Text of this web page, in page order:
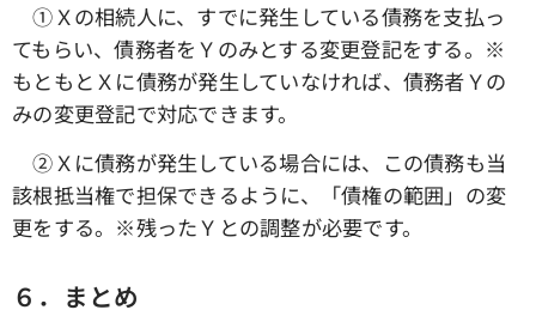
①Ｘの相続人に、すでに発生している債務を支払っ
てもらい、債務者をＹのみとする変更登記をする。※
もともとＸに債務が発生していなければ、債務者Ｙの
みの変更登記で対応できます。
➁Ｘに債務が発生している場合には、この債務も当
該根抵当権で担保できるように、「債権の範囲」の変
更をする。※残ったＹとの調整が必要です。
６．まとめ